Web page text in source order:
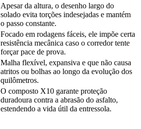
Apesar da altura, o desenho largo do
solado evita torções indesejadas e mantém
o passo constante.
Focado em rodagens fáceis, ele impõe certa
resistência mecânica caso o corredor tente
forçar pace de prova.
Malha flexível, expansiva e que não causa
atritos ou bolhas ao longo da evolução dos
quilômetros.
O composto X10 garante proteção
duradoura contra a abrasão do asfalto,
estendendo a vida útil da entressola.